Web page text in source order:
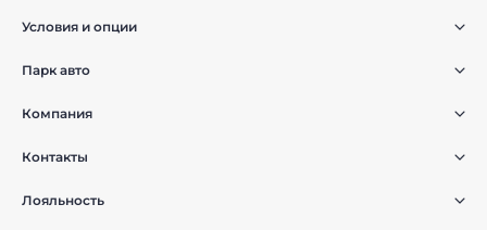
Условия и опции
Парк авто
Компания
Контакты
Лояльность